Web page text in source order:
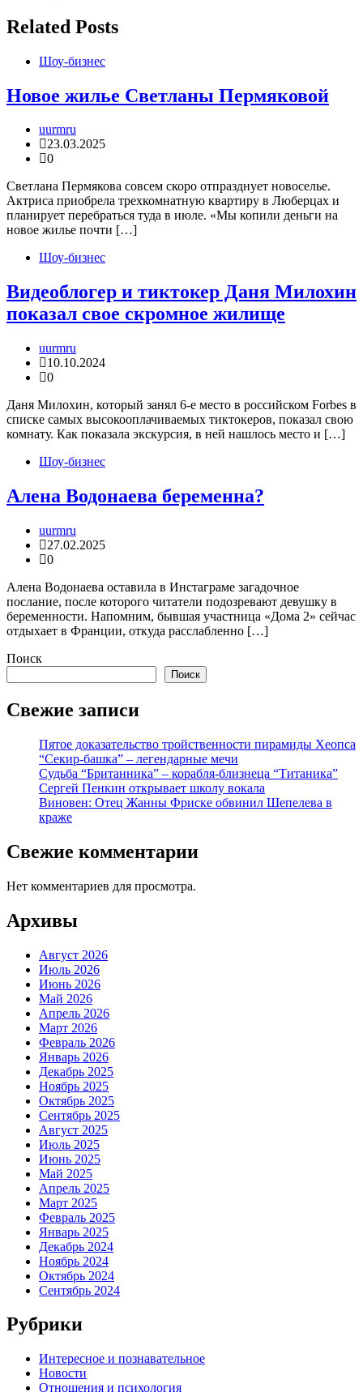
Related Posts
Шоу-бизнес
Новое жилье Светланы Пермяковой
uurmru
23.03.2025
0
Светлана Пермякова совсем скоро отпразднует новоселье.
Актриса приобрела трехкомнатную квартиру в Люберцах и
планирует перебраться туда в июле. «Мы копили деньги на
новое жилье почти […]
Шоу-бизнес
Видеоблогер и тиктокер Даня Милохин
показал свое скромное жилище
uurmru
10.10.2024
0
Даня Милохин, который занял 6-е место в российском Forbes в
списке самых высокооплачиваемых тиктокеров, показал свою
комнату. Как показала экскурсия, в ней нашлось место и […]
Шоу-бизнес
Алена Водонаева беременна?
uurmru
27.02.2025
0
Алена Водонаева оставила в Инстаграме загадочное
послание, после которого читатели подозревают девушку в
беременности. Напомним, бывшая участница «Дома 2» сейчас
отдыхает в Франции, откуда расслабленно […]
Поиск
Поиск
Свежие записи
Пятое доказательство тройственности пирамиды Хеопса
“Секир-башка” – легендарные мечи
Судьба “Британника” – корабля-близнеца “Титаника”
Сергей Пенкин открывает школу вокала
Виновен: Отец Жанны Фриске обвинил Шепелева в
краже
Свежие комментарии
Нет комментариев для просмотра.
Архивы
Август 2026
Июль 2026
Июнь 2026
Май 2026
Апрель 2026
Март 2026
Февраль 2026
Январь 2026
Декабрь 2025
Ноябрь 2025
Октябрь 2025
Сентябрь 2025
Август 2025
Июль 2025
Июнь 2025
Май 2025
Апрель 2025
Март 2025
Февраль 2025
Январь 2025
Декабрь 2024
Ноябрь 2024
Октябрь 2024
Сентябрь 2024
Рубрики
Интересное и познавательное
Новости
Отношения и психология